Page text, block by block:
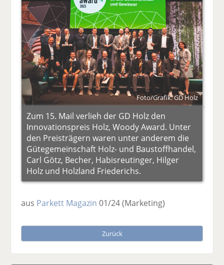
Foto/Grafik: GD Holz
Zum 15. Mail verlieh der GD Holz den
Innovationspreis Holz, Woody Award. Unter
den Preisträgern waren unter anderem die
Gütegemeinschaft Holz- und Baustoffhandel,
Carl Götz, Becher, Habisreutinger, Hilger
Holz und Holzland Friederichs.
aus Parkett Magazin 01/24(Marketing)
Zurück